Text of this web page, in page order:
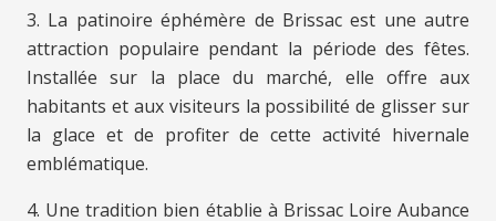
3. La patinoire éphémère de Brissac est une autre
attraction populaire pendant la période des fêtes.
Installée sur la place du marché, elle offre aux
habitants et aux visiteurs la possibilité de glisser sur
la glace et de profiter de cette activité hivernale
emblématique.
4. Une tradition bien établie à Brissac Loire Aubance